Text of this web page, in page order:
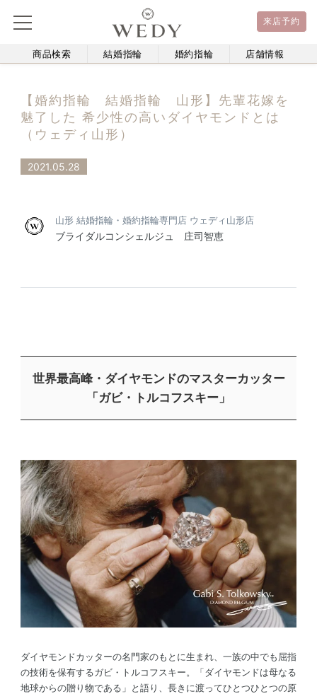
来店予約
商品検索 結婚指輪 婚約指輪 店舗情報
【婚約指輪 結婚指輪 山形】先輩花嫁を
魅了した 希少性の高いダイヤモンドとは
（ウェディ山形）
2021.05.28
山形 結婚指輪・婚約指輪専門店 ウェディ山形店
ブライダルコンシェルジュ 庄司智恵
世界最高峰・ダイヤモンドのマスターカッター
「ガビ・トルコフスキー」
ダイヤモンドカッターの名門家のもとに生まれ、一族の中でも屈指
の技術を保有するガビ・トルコフスキー。「ダイヤモンドは母なる
地球からの贈り物である」と語り、長きに渡ってひとつひとつの原